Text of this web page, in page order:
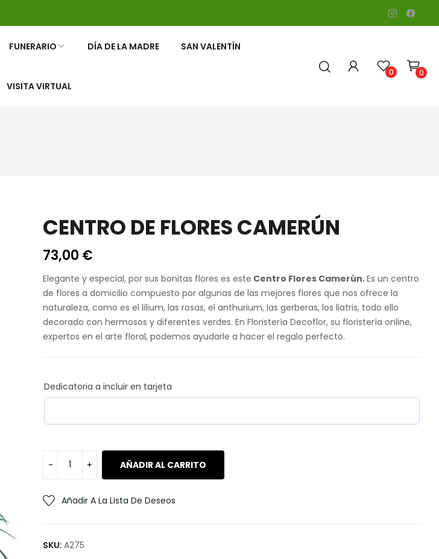
FUNERARIO DÍA DE LA MADRE SAN VALENTÍN
VISITA VIRTUAL
0 0
CENTRO DE FLORES CAMERÚN
73,00 €
Elegante y especial, por sus bonitas flores es este Centro Flores Camerún.Es un centro
de flores a domicilio compuesto por algunas de las mejores flores que nos ofrece la
naturaleza, como es el lilium, las rosas, el anthurium, las gerberas, los liatris, todo ello
decorado con hermosos y diferentes verdes. En Floristería Decoflor, su floristería online,
expertos en el arte floral, podemos ayudarle a hacer el regalo perfecto.
Dedicatoria a incluir en tarjeta
AÑADIR AL CARRITO
Añadir A La Lista De Deseos
SKU: A275